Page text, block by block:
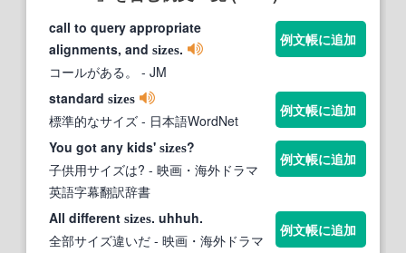
call to query appropriate
alignments, and sizes.
コールがある。
- JM
例文帳に追加
standard sizes
標準的なサイズ - 日本語WordNet
例文帳に追加
You got any kids' sizes?
子供用サイズは? - 映画・海外ドラマ
英語字幕翻訳辞書
例文帳に追加
All different sizes. uhhuh.
全部サイズ違いだ - 映画・海外ドラマ
例文帳に追加